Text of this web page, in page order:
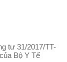
tư 31/2017/TT-
Bộ Y Tế